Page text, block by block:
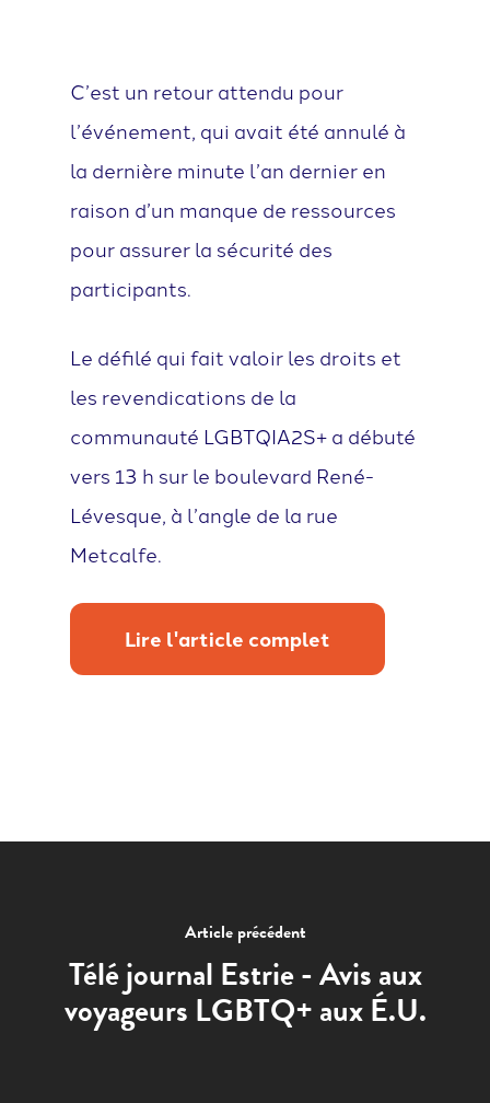
C’est un retour attendu pour
l’événement, qui avait été annulé à
la dernière minute l’an dernier en
raison d’un manque de ressources
pour assurer la sécurité des
participants.
Le défilé qui fait valoir les droits et
les revendications de la
communauté LGBTQIA2S+ a débuté
vers 13 h sur le boulevard René-
Lévesque, à l’angle de la rue
Metcalfe.
Lire l'article complet
Article précédent
Télé journal Estrie - Avis aux
voyageurs LGBTQ+ aux É.U.